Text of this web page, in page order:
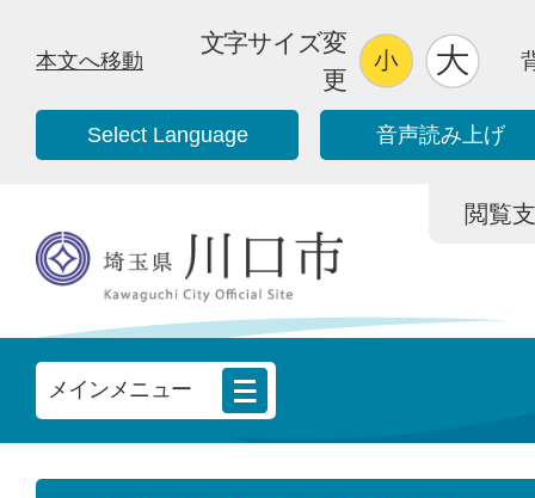
本文へ移動
文字サイズ変
更
Select Language 音声読み上げ
閲覧
メインメニュー